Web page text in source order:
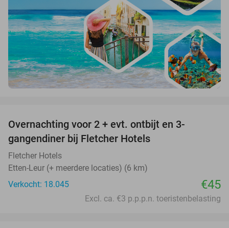
Overnachting voor 2 + evt. ontbijt en 3-
gangendiner bij Fletcher Hotels
Fletcher Hotels
Etten-Leur (+ meerdere locaties) (6 km)
Verkocht: 18.045
€45
Excl. ca. €3 p.p.p.n. toeristenbelasting